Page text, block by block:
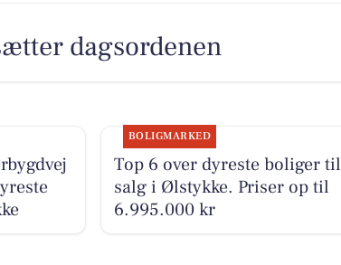
dagsordenen
BOLIGMARKED
Top 6 over dyreste boliger til
salg i Ølstykke. Priser op til
6.995.000 kr